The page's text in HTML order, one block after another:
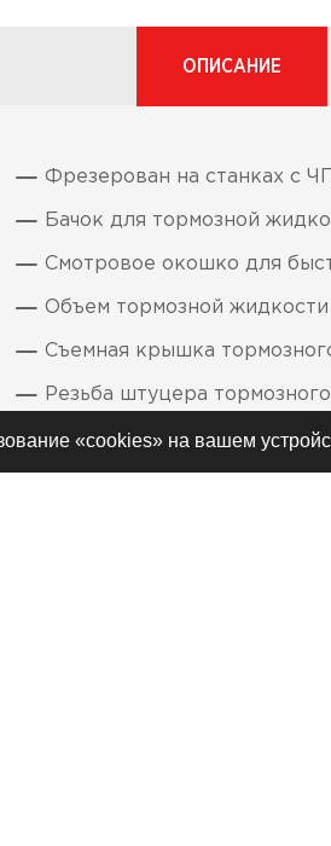
«cookies» на вашем
ОПИСАНИЕ
Фрезерован на станках с
Бачок для тормозной
Смотровое окошко для
Объем тормозной жидкости
Съемная крышка
Резьба штуцера
Диаметр поршня 13 мм